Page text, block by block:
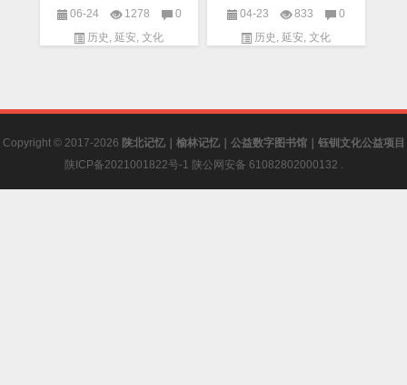
06-24 1278
0
历史 , 延安,文化
04-23 833
0
历史 , 延安,文化
Copyright © 2017-2026 陕北记忆｜榆林记忆｜公益数字图书馆｜钰钏文化公益项目
陕ICP备2021001822号-1 陕公网安备 61082802000132 .